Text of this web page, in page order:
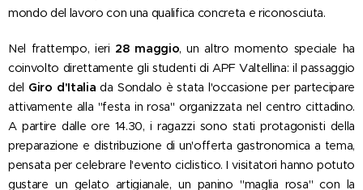
mondo del lavoro con una qualifica concreta e riconosciuta.
Nel frattempo, ieri 28 maggio, un altro momento speciale ha
coinvolto direttamente gli studenti di APF Valtellina: il passaggio
del Giro d'Italia da Sondalo è stata l'occasione per partecipare
attivamente alla "festa in rosa" organizzata nel centro cittadino.
A partire dalle ore 14.30, i ragazzi sono stati protagonisti della
preparazione e distribuzione di un'offerta gastronomica a tema,
pensata per celebrare l'evento ciclistico. I visitatori hanno potuto
gustare un gelato artigianale, un panino "maglia rosa" con la